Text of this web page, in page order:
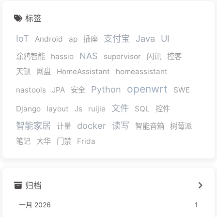
标签
IoT Android ap 插座 支付宝 Java UI
涂鸦智能 hassio NAS supervisor 闪讯
控客
天钡
网盘 HomeAssistant
homeassistant
nastools
JPA 安全 Python openwrt SWE
Django layout Js ruijie 文件 SQL 控件
智能家居 计量 docker 读写 智能音箱
树莓派
笔记
大华 门禁 Frida
归档
一月 2026 1